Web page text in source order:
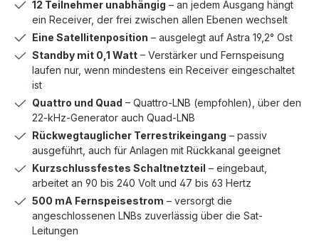
12 Teilnehmer unabhängig – an jedem Ausgang hängt
ein Receiver, der frei zwischen allen Ebenen wechselt
Eine Satellitenposition – ausgelegt auf Astra 19,2° Ost
Standby mit 0,1 Watt– Verstärker und Fernspeisung
laufen nur, wenn mindestens ein Receiver eingeschaltet
ist
Quattro und Quad – Quattro-LNB (empfohlen), über den
22-kHz-Generator auch Quad-LNB
Rückwegtauglicher Terrestrikeingang – passiv
ausgeführt, auch für Anlagen mit Rückkanal geeignet
Kurzschlussfestes Schaltnetzteil – eingebaut,
arbeitet an 90 bis 240 Volt und 47 bis 63 Hertz
500 mA Fernspeisestrom – versorgt die
angeschlossenen LNBs zuverlässig über die Sat-
Leitungen